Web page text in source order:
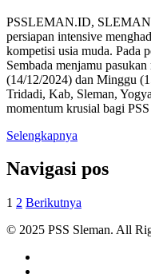
PSSLEMAN.ID, SLEMAN
persiapan intensive
kompetisi usia muda. Pada
Sembada menjamu
(14/12/2024) dan Minggu
Tridadi, Kab, Sleman,
momentum krusial bagi
Selengkapnya
Navigasi pos
1 2 Berikutnya
© 2025 PSS Sleman. All